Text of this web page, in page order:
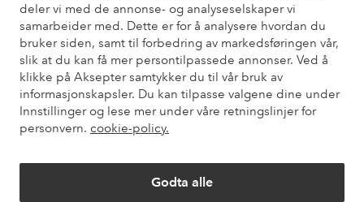
deler vi med de annonse- og analyseselskaper vi
samarbeider med. Dette er for å analysere hvordan du
bruker siden, samt til forbedring av markedsføringen vår,
slik at du kan få mer persontilpassede annonser. Ved å
klikke på Aksepter samtykker du til vår bruk av
informasjonskapsler. Du kan tilpasse valgene dine under
Innstillinger og lese mer under våre retningslinjer for
personvern. cookie-policy.
Godta alle
Sikre betalinger
Vil du vite mer om våre betalingsalternativer?
elpy